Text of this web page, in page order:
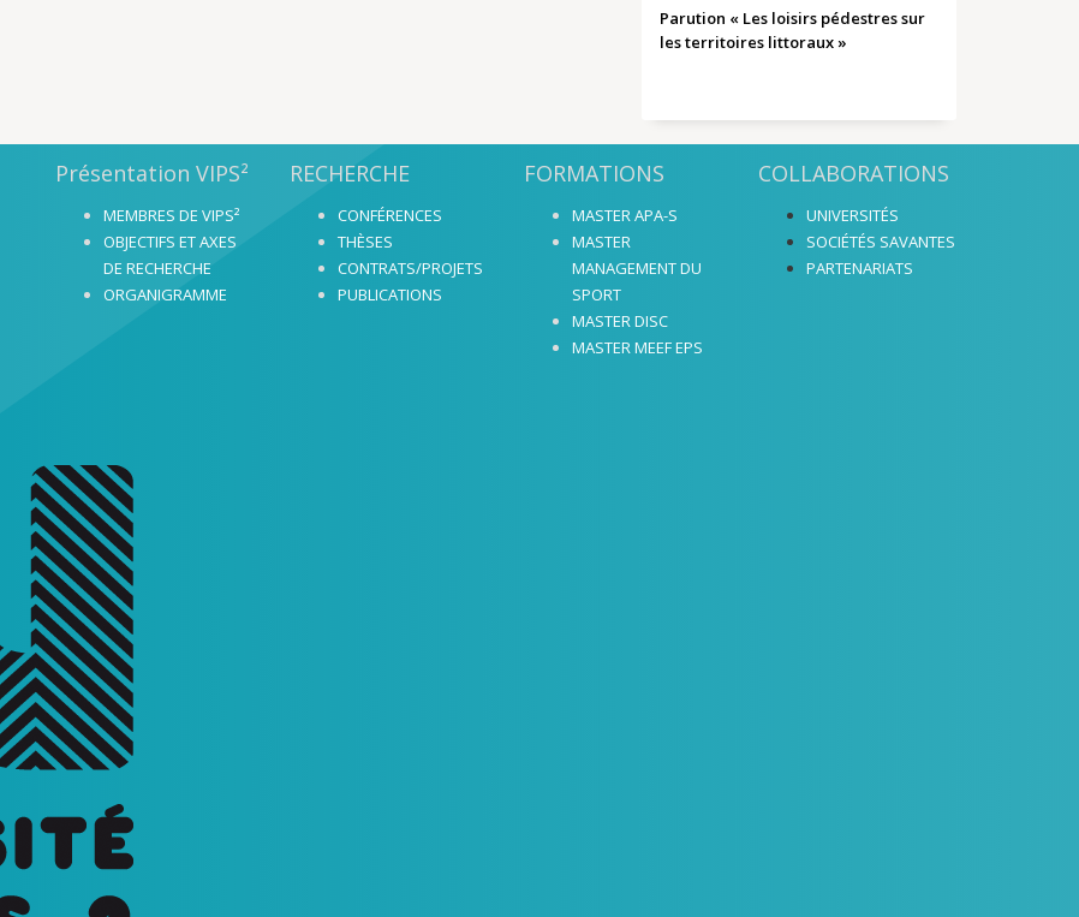
Parution « Les loisirs pédestres sur
les territoires littoraux »
Présentation VIPS²
MEMBRES DE VIPS²
OBJECTIFS ET AXES
DE RECHERCHE
ORGANIGRAMME
RECHERCHE
CONFÉRENCES
THÈSES
CONTRATS/PROJETS
PUBLICATIONS
FORMATIONS
MASTER APA-S
MASTER
MANAGEMENT DU
SPORT
MASTER DISC
MASTER MEEF EPS
COLLABORATIONS
UNIVERSITÉS
SOCIÉTÉS SAVANTES
PARTENARIATS